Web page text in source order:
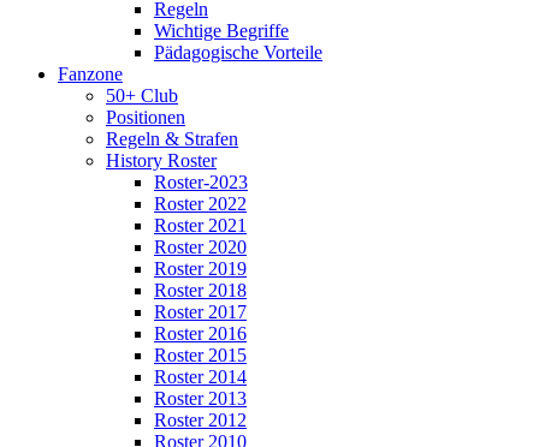
Regeln
Wichtige Begriffe
Pädagogische Vorteile
Fanzone
50+ Club
Positionen
Regeln & Strafen
History Roster
Roster-2023
Roster 2022
Roster 2021
Roster 2020
Roster 2019
Roster 2018
Roster 2017
Roster 2016
Roster 2015
Roster 2014
Roster 2013
Roster 2012
Roster 2010